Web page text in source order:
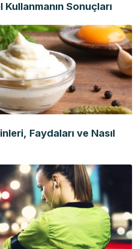
Kullanmanın Sonuçları
Faydaları ve Nasıl